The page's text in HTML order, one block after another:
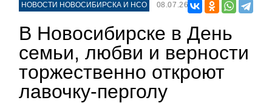
НОВОСТИ НОВОСИБИРСКА И НСО 08.07.26
В Новосибирске в День
семьи, любви и верности
торжественно откроют
лавочку-перголу